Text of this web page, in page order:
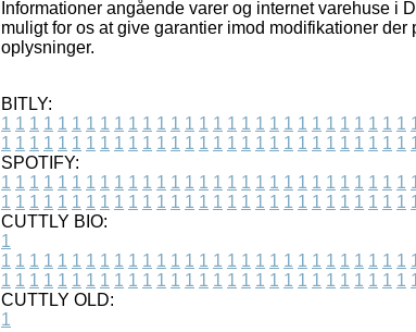
Informationer angående varer og internet varehuse
muligt for os at give garantier imod modifikationer
oplysninger.
BITLY:
1 1 1 1 1 1 1 1 1 1 1 1 1 1 1 1 1 1 1 1 1 1 1 1 1 1 1 1 1
1 1 1 1 1 1 1 1 1 1 1 1 1 1 1 1 1 1 1 1 1 1 1 1 1 1 1 1 1
SPOTIFY:
1 1 1 1 1 1 1 1 1 1 1 1 1 1 1 1 1 1 1 1 1 1 1 1 1 1 1 1 1
1 1 1 1 1 1 1 1 1 1 1 1 1 1 1 1 1 1 1 1 1 1 1 1 1 1 1 1 1
CUTTLY BIO:
1
1 1 1 1 1 1 1 1 1 1 1 1 1 1 1 1 1 1 1 1 1 1 1 1 1 1 1 1 1
1 1 1 1 1 1 1 1 1 1 1 1 1 1 1 1 1 1 1 1 1 1 1 1 1 1 1 1 1
CUTTLY OLD:
1